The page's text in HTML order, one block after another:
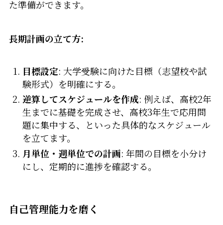
た準備ができます。
長期計画の立て方:
目標設定: 大学受験に向けた目標（志望校や試
験形式）を明確にする。
逆算してスケジュールを作成: 例えば、高校2年
生までに基礎を完成させ、高校3年生で応用問
題に集中する、といった具体的なスケジュール
を立てます。
月単位・週単位での計画: 年間の目標を小分け
にし、定期的に進捗を確認する。
自己管理能力を磨く